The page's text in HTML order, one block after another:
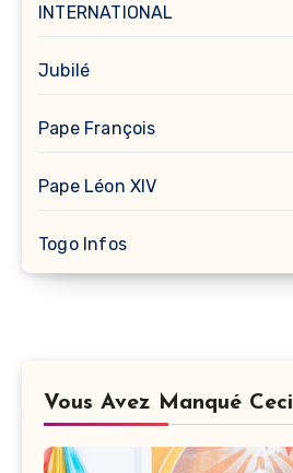
INTERNATIONAL
Jubilé
Pape François
Pape Léon XIV
Togo Infos
Vous Avez Manqué Ceci